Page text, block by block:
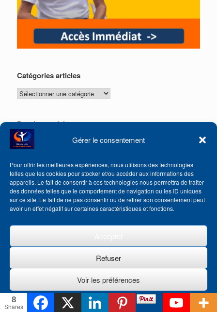
Gérer le consentement
Pour offrir les meilleures expériences, nous utilisons des technologies
telles que les cookies pour stocker et/ou accéder aux informations des
appareils. Le fait de consentir à ces technologies nous permettra de traiter
des données telles que le comportement de navigation ou les ID uniques
sur ce site. Le fait de ne pas consentir ou de retirer son consentement peut
avoir un effet négatif sur certaines caractéristiques et fonctions.
Refuser
Voir les préférences
Politique de cookies
8
Shares
Catégories articles
Catégories
articles
Derniers articles
Pyrroloquinoléine quinone (PQQ) et système rédox, duo gagnant
de vos cellules
BDNF et myokines : le tandem qui transforme votre santé
cérébrale et musculaire
10 gestes simples pour booster votre immunité au quotidien
Vos croyances limitantes : laquelle vous freine le plus ?
Les 5 Blessures de l’Enfance et leurs répercussions à l’âge
Myokines et santé ou les incroyables pouvoirs cachés de vos
Découvrez le pouvoir des Fleurs de Bach
21 jours pour changer une habitude : mythe ou réalité?
12 conseils pour retrouver le sommeil